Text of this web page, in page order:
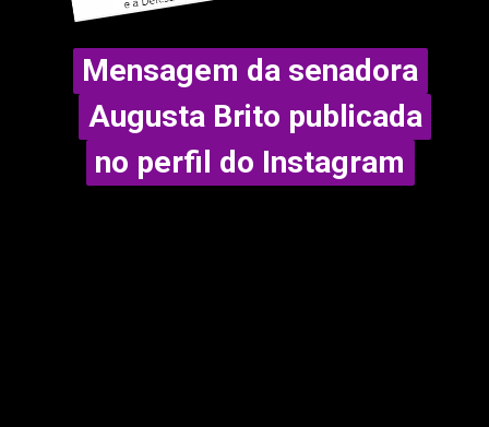
Mensagem da senadora
Augusta Brito publicada
no perfil do Instagram
Mensagem da senadora
Augusta Brito publicada
no perfil do Instagram